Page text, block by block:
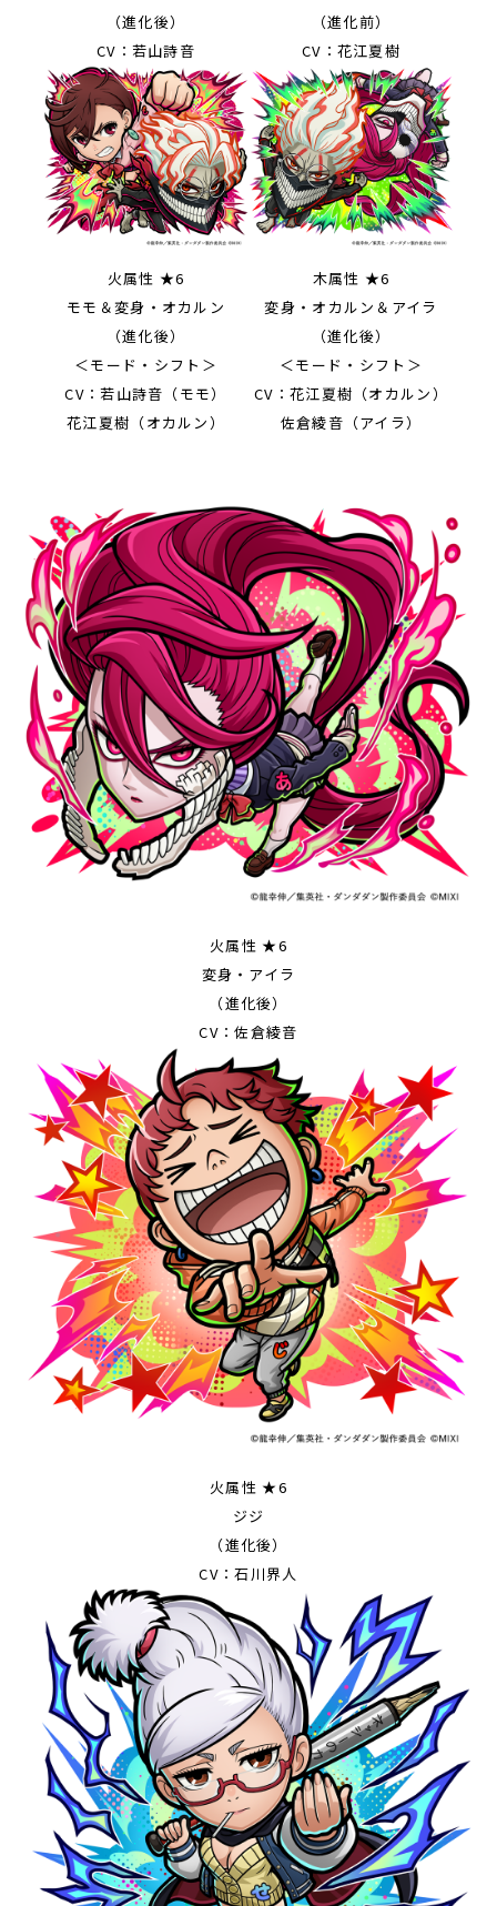
（進化後）
CV：若山詩音
（進化前）
CV：花江夏樹
火属性 ★6
モモ＆変身・オカルン
（進化後）
＜モード・シフト＞
CV：若山詩音（モモ）
花江夏樹（オカルン）
木属性 ★6
変身・オカルン＆アイラ
（進化後）
＜モード・シフト＞
CV：花江夏樹（オカルン）
佐倉綾音（アイラ）
火属性 ★6
変身・アイラ
（進化後）
CV：佐倉綾音
火属性 ★6
ジジ
（進化後）
CV：石川界人